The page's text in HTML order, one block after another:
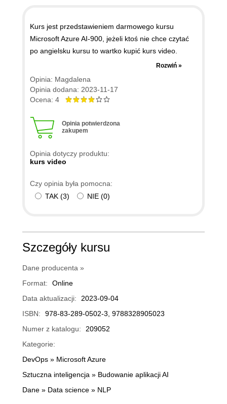
Kurs jest przedstawieniem darmowego kursu
Microsoft Azure AI-900, jeżeli ktoś nie chce czytać
po angielsku kursu to wartko kupić kurs video.
Przykłady wszystkie pochodzą z kursu Microsoftu,
zostały tylko ładnie połączone w serię projektów w
Visual Studio Code. Prowadzący mówi bardzo wolo
co jest denerwujące i cały kurs warto obejrzeć w
Kursowi przydałaby się już errata ponieważ nie ma
już Cognitive Services a zamiast niego jest Azure AI
kurskie nie zostały dołączone w postaci pliku z
Rozwiń »
Opinia: Magdalena
Opinia dodana: 2023-11-17
Ocena: 4
Opinia potwierdzona
zakupem
Opinia dotyczy produktu:
kurs video
Czy opinia była pomocna:
TAK (3) NIE (0)
Szczegóły kursu
Dane producenta »
Format:
Online
Data aktualizacji:
2023-09-04
ISBN:
978-83-289-0502-3, 9788328905023
Numer z katalogu:
209052
Kategorie:
DevOps » Microsoft Azure
Sztuczna inteligencja » Budowanie aplikacji AI
Dane » Data science » NLP